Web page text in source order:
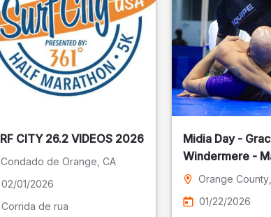
SURF CITY 26.2 VIDEOS 2026
Condado de Orange , CA
02/01/2026
Corrida de rua
Midia Day -
Windermere -
Fotografia
Orange County
01/22/2026